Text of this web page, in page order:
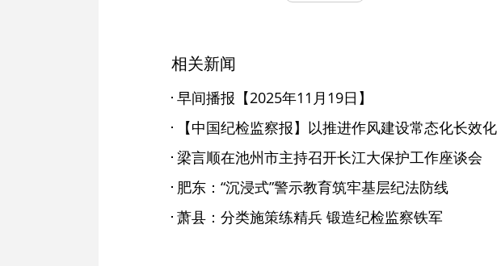
相关新闻
早间播报【2025年11月19日】
梁言顺在池州市主持召开长江大保护工作座谈会
肥东：“沉浸式”警示教育筑牢基层纪法防线
萧县：分类施策练精兵 锻造纪检监察铁军